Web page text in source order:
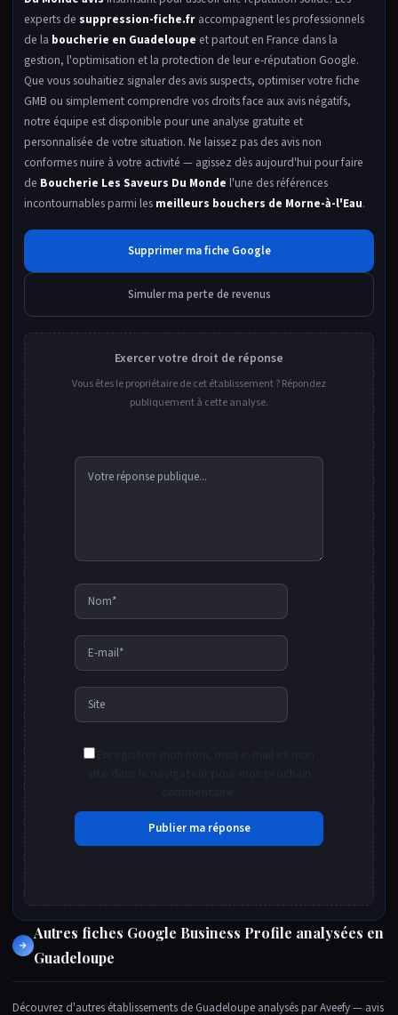
experts de suppression-fiche.fr accompagnent les professionnels
de la boucherie en Guadeloupe et partout en France dans la
gestion, l'optimisation et la protection de leur e-réputation Google.
Que vous souhaitiez signaler des avis suspects, optimiser votre fiche
GMB ou simplement comprendre vos droits face aux avis négatifs,
notre équipe est disponible pour une analyse gratuite et
personnalisée de votre situation. Ne laissez pas des avis non
conformes nuire à votre activité — agissez dès aujourd'hui pour faire
de Boucherie Les Saveurs Du Monde l'une des références
incontournables parmi les meilleurs bouchers de Morne-à-l'Eau.
Supprimer ma fiche Google
Simuler ma perte de revenus
Exercer votre droit de réponse
Vous êtes le propriétaire de cet établissement ? Répondez
publiquement à cette analyse.
Nom*
E-
mail*
Site
Enregistrer mon nom, mon e-mail et mon
site dans le navigateur pour mon prochain
commentaire.
→
Autres fiches Google Business Profile analysées en
Guadeloupe
Découvrez d'autres établissements de Guadeloupe analysés par Aveefy — avis